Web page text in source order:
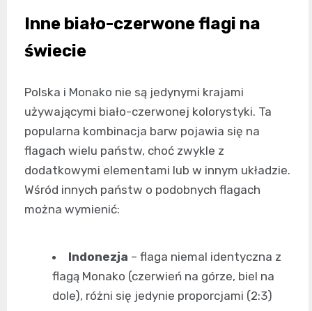
Inne biało-czerwone flagi na
świecie
Polska i Monako nie są jedynymi krajami
używającymi biało-czerwonej kolorystyki. Ta
popularna kombinacja barw pojawia się na
flagach wielu państw, choć zwykle z
dodatkowymi elementami lub w innym układzie.
Wśród innych państw o podobnych flagach
można wymienić:
Indonezja – flaga niemal identyczna z
flagą Monako (czerwień na górze, biel na
dole), różni się jedynie proporcjami (2:3)